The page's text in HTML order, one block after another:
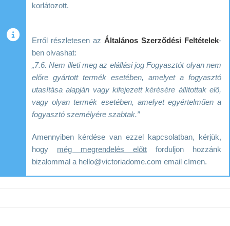
korlátozott.
Erről részletesen az Általános Szerződési Feltételek-
ben olvashat:
„7.6. Nem illeti meg az elállási jog Fogyasztót olyan nem
előre gyártott termék esetében, amelyet a fogyasztó
utasítása alapján vagy kifejezett kérésére állítottak elő,
vagy olyan termék esetében, amelyet egyértelműen a
fogyasztó személyére szabtak.”
Amennyiben kérdése van ezzel kapcsolatban, kérjük,
hogy még megrendelés előtt forduljon hozzánk
bizalommal a hello@victoriadome.com email címen.